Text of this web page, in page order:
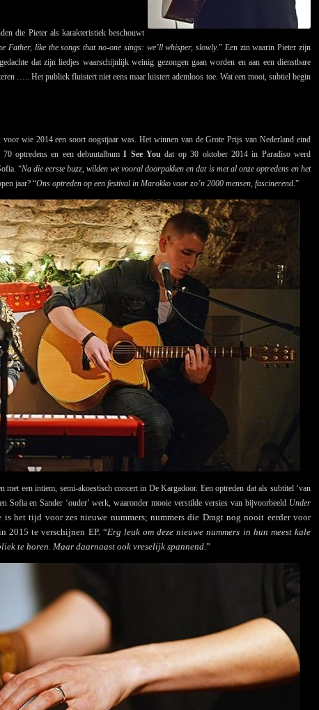
die Pieter als karakteristiek beschouwt
Father, like the songs that no-one sings: we’ll whisper, slowly.” Een zin waarin Pieter zijn
dat zijn liedjes waarschijnlijk weinig gezongen gaan worden en aan een dienstbare
….. Het publiek fluistert niet eens maar luistert ademloos toe. Wat een mooi, subtiel begin
voor wie 2014 een soort oogstjaar was. Het winnen van de Grote Prijs van Nederland eind
optredens en een debuutalbumI See You dat op 30 oktober 2014 in Paradiso werd
“Na die eerste buzz, wilden we vooral doorpakken en dat is met al onze optredens en het
jaar? “Ons optreden op een festival in Marokko voor zo’n 2000 mensen, fascinerend .”
een intiem, semi-akoestisch concert in De Kargadoor. Een optreden dat als subtitel ‘van
Sofia en Sander ‘ouder’ werk, waaronder mooie verstilde versies van bijvoorbeeld Under
is het tijd voor zes nieuwe nummers; nummers die Dragt nog nooit eerder voor
2015 te verschijnen EP. “Erg leuk om deze nieuwe nummers in hun meest kale
te horen. Maar daarnaast ook vreselijk spannend .”